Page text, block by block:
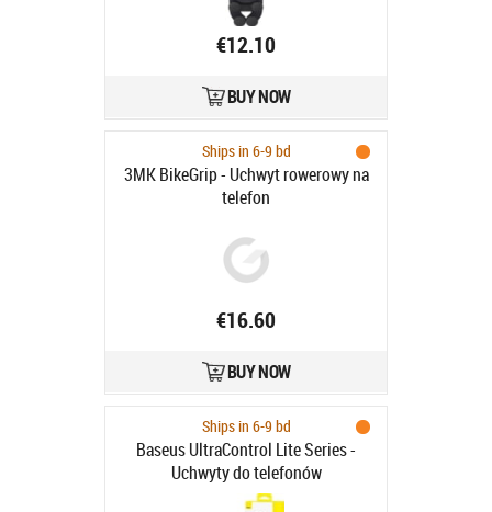
€12.10
BUY NOW
Ships in 6-9 bd
3MK BikeGrip - Uchwyt rowerowy na
telefon
€16.60
BUY NOW
Ships in 6-9 bd
Baseus UltraControl Lite Series -
Uchwyty do telefonów